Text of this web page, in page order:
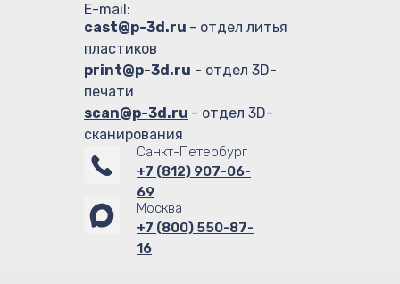
cast@p-3d.ru - отдел литья
пластиков
print@p-3d.ru - отдел 3D-
печати
scan@p-3d.ru - отдел 3D-
сканирования
E-mail:
Санкт-Петербург
+7 (812) 907-06-
69
Москва
+7 (800) 550-87-
16